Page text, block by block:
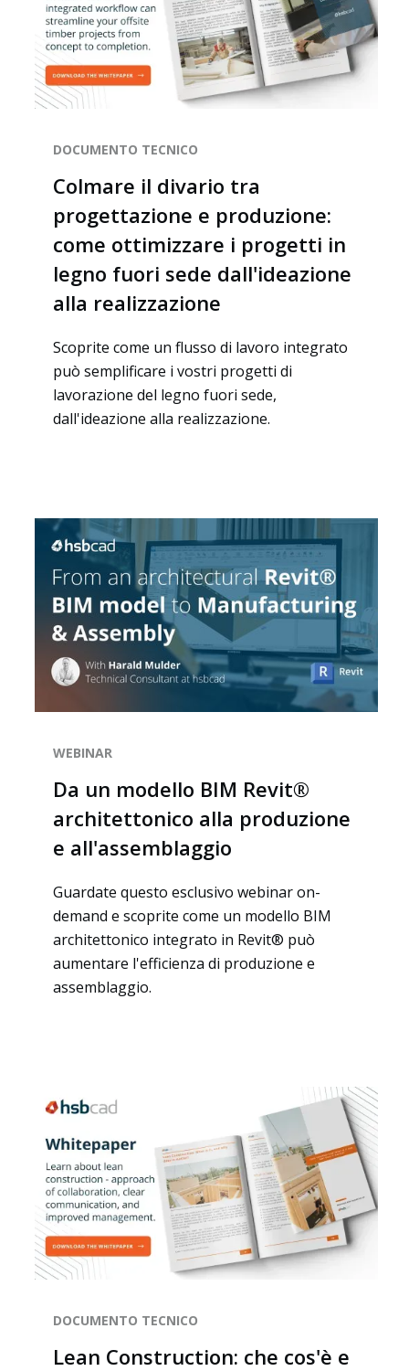
Risorse
DOCUMENTO TECNICO
Colmare il divario tra
progettazione e produzione:
come ottimizzare i progetti in
legno fuori sede dall'ideazione
alla realizzazione
Scoprite come un flusso di lavoro integrato
può semplificare i vostri progetti di
lavorazione del legno fuori sede,
dall'ideazione alla realizzazione.
WEBINAR
Da un modello BIM Revit®
architettonico alla produzione
e all'assemblaggio
Guardate questo esclusivo webinar on-
demand e scoprite come un modello BIM
architettonico integrato in Revit® può
aumentare l'efficienza di produzione e
assemblaggio.
DOCUMENTO TECNICO
Lean Construction: che cos'è e